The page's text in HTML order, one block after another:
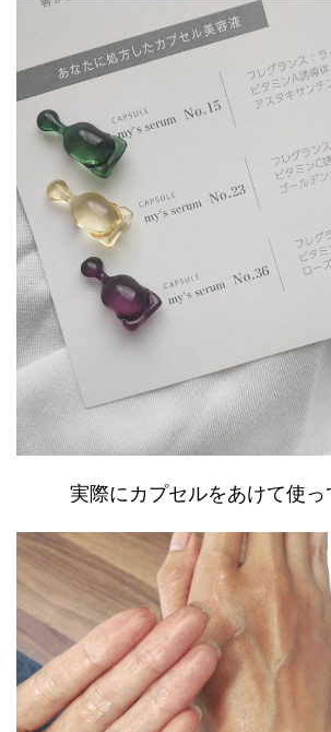
実際にカプセルをあけて使